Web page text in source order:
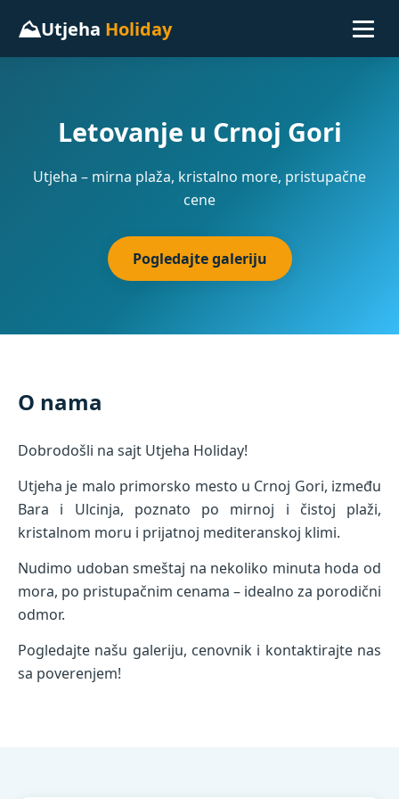
⛰Utjeha Holiday
Letovanje u Crnoj Gori
Utjeha – mirna plaža, kristalno more, pristupačne
cene
Pogledajte galeriju
O nama
Dobrodošli na sajt Utjeha Holiday!
Utjeha je malo primorsko mesto u Crnoj Gori, između
Bara i Ulcinja, poznato po mirnoj i čistoj plaži,
kristalnom moru i prijatnoj mediteranskoj klimi.
Nudimo udoban smeštaj na nekoliko minuta hoda od
mora, po pristupačnim cenama – idealno za porodični
odmor.
Pogledajte našu galeriju, cenovnik i kontaktirajte nas
sa poverenjem!